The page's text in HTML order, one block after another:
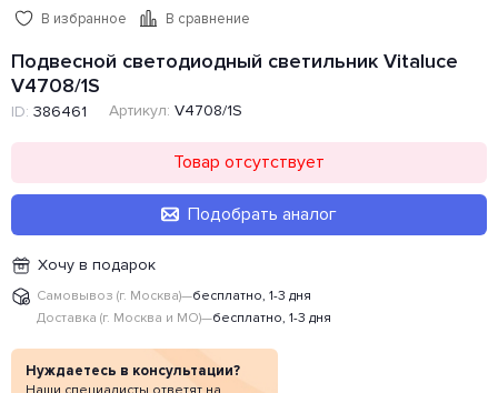
В избранное В сравнение
Подвесной светодиодный светильник Vitaluce
V4708/1S
ID: 386461 Артикул: V4708/1S
Товар отсутствует
Подобрать аналог
Хочу в подарок
Самовывоз (г. Москва)—бесплатно, 1-3 дня
Доставка (г. Москва и МО)—бесплатно, 1-3 дня
Нуждаетесь в консультации?